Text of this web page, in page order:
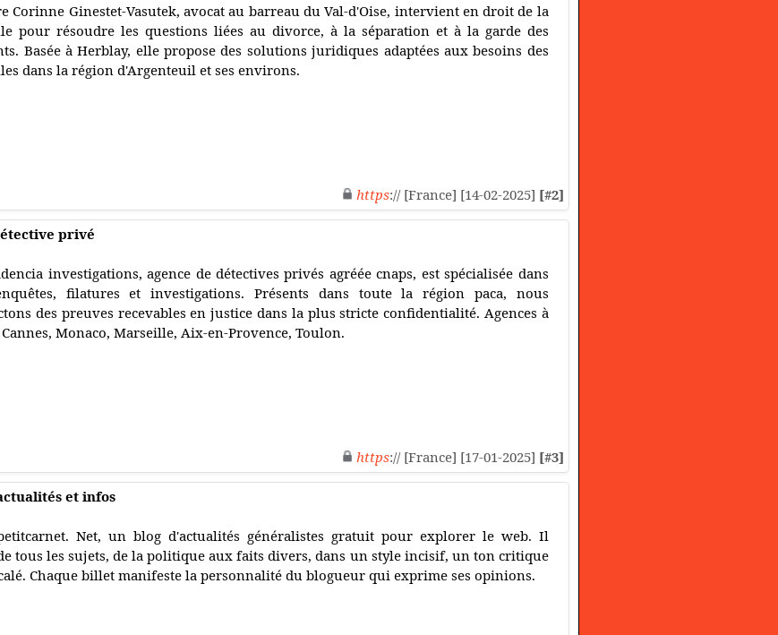
Corinne Ginestet-Vasutek, avocat au barreau du Val-d'Oise, intervient en droit de la
pour résoudre les questions liées au divorce, à la séparation et à la garde des
Basée à Herblay, elle propose des solutions juridiques adaptées aux besoins des
dans la région d'Argenteuil et ses environs.
https:// [France] [14-02-2025] [#2]
privé
investigations, agence de détectives privés agréée cnaps, est spécialisée dans
filatures et investigations. Présents dans toute la région paca, nous
des preuves recevables en justice dans la plus stricte confidentialité. Agences à
Monaco, Marseille, Aix-en-Provence, Toulon.
https:// [France] [17-01-2025] [#3]
et infos
Net, un blog d'actualités généralistes gratuit pour explorer le web. Il
tous les sujets, de la politique aux faits divers, dans un style incisif, un ton critique
Chaque billet manifeste la personnalité du blogueur qui exprime ses opinions.